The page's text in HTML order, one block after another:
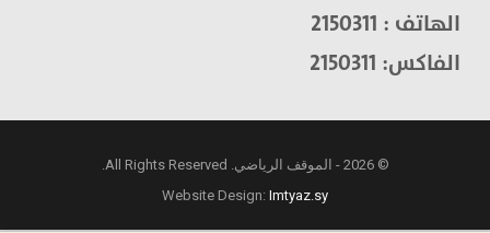
الهاتف : 2150311
الفاكس: 2150311
© 2026 - الموقف الرياضي. All Rights Reserved.
Website Design:Imtyaz.sy